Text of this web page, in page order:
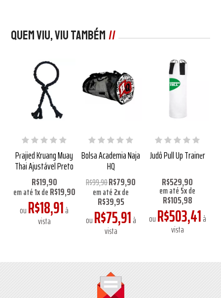
Quem viu, viu também
Prajied Kruang Muay
Thai Ajustável Preto
R$19,90
em até1xdeR$19,90
ouR$18,91à
vista
Bolsa Academia Naja
HQ
R$99,90R$79,90
em até2xde
R$39,95
ouR$75,91à
vista
Judô Pull Up Trainer
R$529,90
em até5xde
R$105,98
ouR$503,41à
vista